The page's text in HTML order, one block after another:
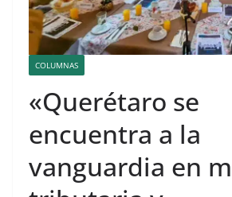
COLUMNAS
«Querétaro se
encuentra a la
vanguardia en